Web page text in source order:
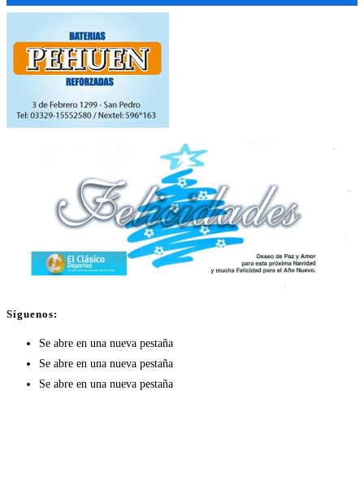
Síguenos:
Se abre en una nueva pestaña
Se abre en una nueva pestaña
Se abre en una nueva pestaña